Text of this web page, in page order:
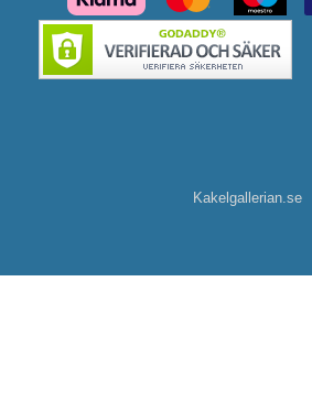
Kakelgallerian.se